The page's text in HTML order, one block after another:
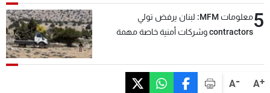
A+
A-
5
معلومات MFM: لبنان يرفض تولي
contractors وشركات أمنية خاصة مهمة